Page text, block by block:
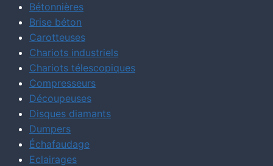
Bétonnières
Brise béton
Carotteuses
Chariots industriels
Chariots télescopiques
Compresseurs
Découpeuses
Disques diamants
Dumpers
Échafaudage
Eclairages